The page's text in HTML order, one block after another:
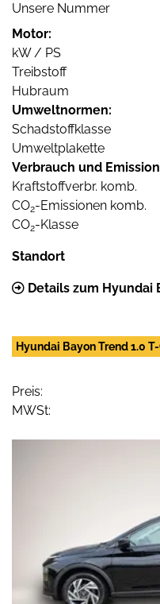
Unsere Nummer
Motor:
kW / PS
Treibstoff
Hubraum
Umweltnormen:
Schadstoffklasse
Umweltplakette
Verbrauch und
Kraftstoffverbr. komb.
CO2-Emissionen komb.
CO2-Klasse
Standort
Details zum Hyundai
Hyundai Bayon Trend 1.0
Preis:
MWSt: